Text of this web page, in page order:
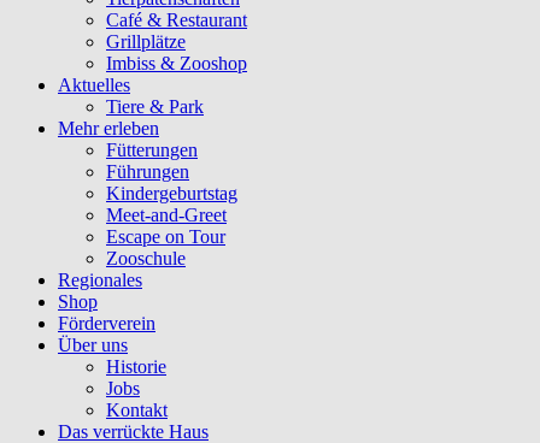
Café & Restaurant
Grillplätze
Imbiss & Zooshop
Aktuelles
Tiere & Park
Mehr erleben
Fütterungen
Führungen
Kindergeburtstag
Meet-and-Greet
Escape on Tour
Zooschule
Regionales
Shop
Förderverein
Über uns
Historie
Jobs
Kontakt
Das verrückte Haus